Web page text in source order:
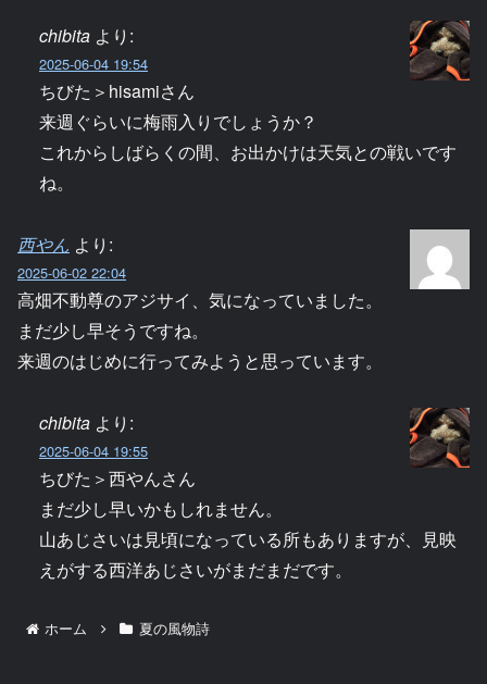
chibita より:
2025-06-04 19:54
ちびた＞hisamiさん
来週ぐらいに梅雨入りでしょうか？
これからしばらくの間、お出かけは天気との戦いです
ね。
西やん より:
2025-06-02 22:04
高畑不動尊のアジサイ、気になっていました。
まだ少し早そうですね。
来週のはじめに行ってみようと思っています。
chibita より:
2025-06-04 19:55
ちびた＞西やんさん
まだ少し早いかもしれません。
山あじさいは見頃になっている所もありますが、見映
えがする西洋あじさいがまだまだです。
ホーム 夏の風物詩